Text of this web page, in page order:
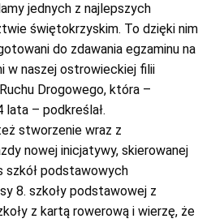
jednych z najlepszych
świętokrzyskim. To dzięki nim
do zdawania egzaminu na
w naszej ostrowieckiej filii
Drogowego, która –
lata – podkreślał.
stworzenie wraz z
nowej inicjatywy, skierowanej
szkół podstawowych
8. szkoły podstawowej z
z kartą rowerową i wierzę, że